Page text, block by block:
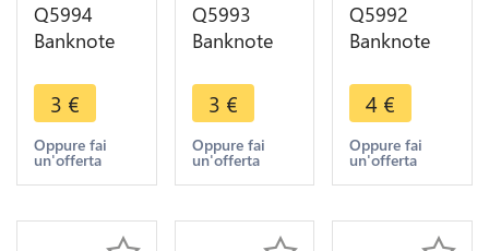
Q5994
Banknote
Sen1964
UNC ->
Make offer
3 €
Oppure fai
un'offerta
Q5993
Banknote
Sen1964
UNC ->
Make offer
3 €
Oppure fai
un'offerta
Q5992
Banknote
25 Sen1964
UNC ->
Make offer
4 €
Oppure fai
un'offerta